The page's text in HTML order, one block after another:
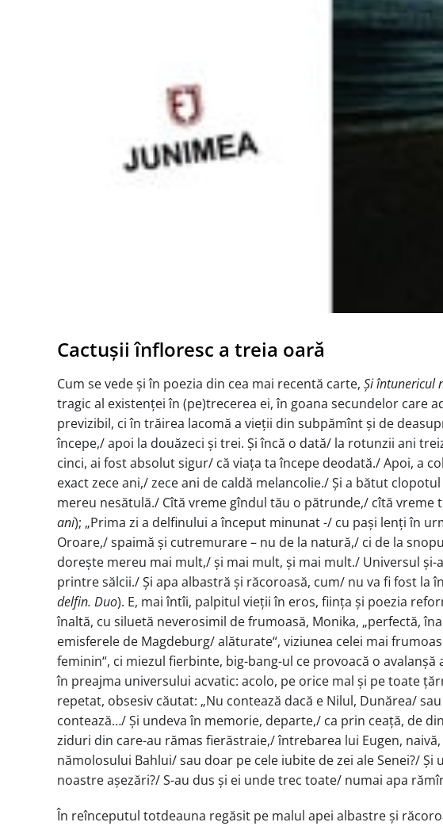
Cactușii înfloresc a treia oară
Cum se vede și în poezia din cea mai recentă carte, Și întunericul
tragic al existenței în (pe)trecerea ei, în goana secundelor care
previzibil, ci în trăirea lacomă a vieții din subpămînt și de
începe,/ apoi la douăzeci și trei. Și încă o dată/ la rotunzii ani
cinci, ai fost absolut sigur/ că viața ta începe deodată./ Apoi, a
exact zece ani,/ zece ani de caldă melancolie./ Și a bătut
mereu nesătulă./ Cîtă vreme gîndul tău o pătrunde,/ cîtă
ani); „Prima zi a delfinului a început minunat -/ cu pași lenți în
Oroare,/ spaimă și cutremurare – nu de la natură,/ ci de la
dorește mereu mai mult,/ și mai mult, și mai mult./ Universul
printre sălcii./ Și apa albastră și răcoroasă, cum/ nu va fi fost la
delfin. Duo). E, mai întîi, palpitul vieții în eros, ființa și poezia
înaltă, cu siluetă neverosimil de frumoasă, Monika, „perfectă,
emisferele de Magdeburg/ alăturate“, viziunea celei mai
feminin“, ci miezul fierbinte, big-bang-ul ce provoacă o
în preajma universului acvatic: acolo, pe orice mal și pe toate
repetat, obsesiv căutat: „Nu contează dacă e Nilul, Dunărea/
contează…/ Și undeva în memorie, departe,/ ca prin ceață, de
ziduri din care-au rămas fierăstraie,/ întrebarea lui Eugen,
nămolosului Bahlui/ sau doar pe cele iubite de zei ale Senei?/
noastre așezări?/ S-au dus și ei unde trec toate/ numai apa
În reînceputul totdeauna regăsit pe malul apei albastre și